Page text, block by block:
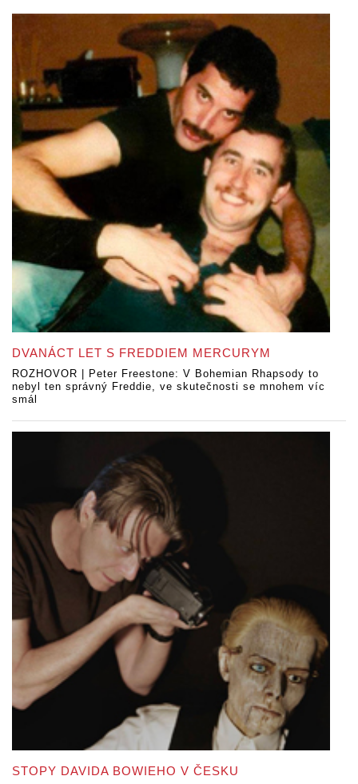
DVANÁCT LET S FREDDIEM MERCURYM
ROZHOVOR | Peter Freestone: V Bohemian Rhapsody to
nebyl ten správný Freddie, ve skutečnosti se mnohem víc
smál
STOPY DAVIDA BOWIEHO V ČESKU